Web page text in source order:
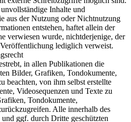
Inhalte und
aus der Nutzung oder Nichtnutzung
entstehen, haftet allein der
verwiesen wurde, nichtderjenige, der
lediglich verweist.
in allen Publikationen die
Bilder, Grafiken, Tondokumente,
beachten, von ihm selbst erstellte
Videosequenzen und Texte zu
Tondokumente,
Alle innerhalb des
und ggf. durch Dritte geschützten